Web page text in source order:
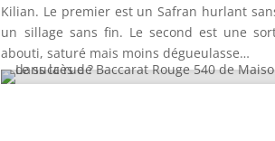
Kilian. Le premier est un Safran hurlant
un sillage sans fin. Le second est une
abouti, saturé mais moins dégueulasse…